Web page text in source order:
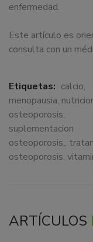
enfermedad.
Este artículo es
consulta con un
Etiquetas: calcio,
menopausia,
osteoporosis,
suplementacion
osteoporosis.,
osteoporosis,
ARTÍCULOS